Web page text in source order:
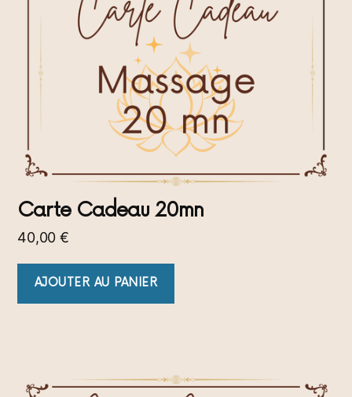
Carte Cadeau 20mn
40,00 €
AJOUTER AU PANIER